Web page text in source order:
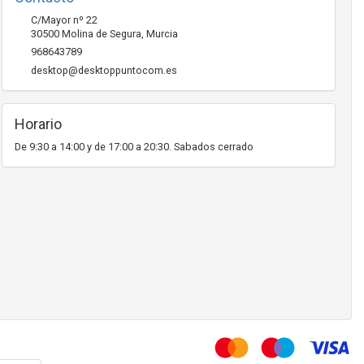
C/Mayor nº 22
30500 Molina de Segura, Murcia
968643789
desktop@desktoppuntocom.es
Horario
De 9:30 a 14:00 y de 17:00 a 20:30. Sabados cerrado